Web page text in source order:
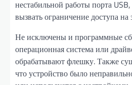
нестабильной работы порта
вызвать ограничение доступа на
Не исключены и программные
операционная система или
обрабатывают флешку. Также
что устройство было